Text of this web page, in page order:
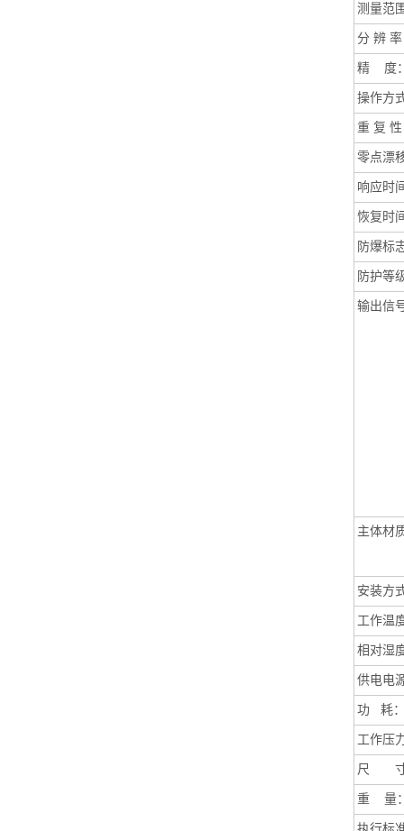
测量范
分 辨
精度
操作方
重复 性
零点漂
响应时
恢复时
防爆标
防护等
输出信
主体材
安装方
工作温
相对湿
供电电
功耗
工作压
尺 寸
重量